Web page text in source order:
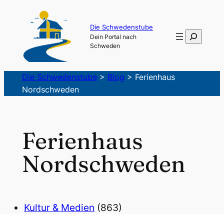
Die Schwedenstube
Dein Portal nach
Schweden
Suchen
Die Schwedenstube> Blog > Ferienhaus
Nordschweden
Ferienhaus
Nordschweden
Kultur & Medien (863)